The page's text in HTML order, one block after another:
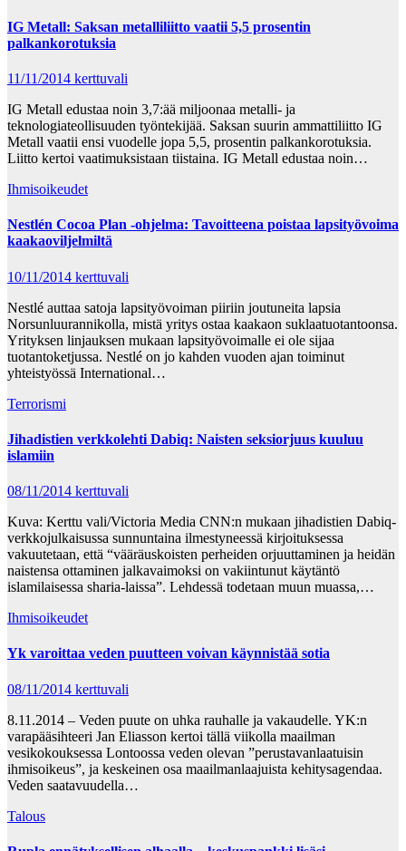
IG Metall: Saksan metalliliitto vaatii 5,5 prosentin
palkankorotuksia
11/11/2014 kerttuvali
IG Metall edustaa noin 3,7:ää miljoonaa metalli- ja
teknologiateollisuuden työntekijää. Saksan suurin ammattiliitto IG
Metall vaatii ensi vuodelle jopa 5,5, prosentin palkankorotuksia.
Liitto kertoi vaatimuksistaan tiistaina. IG Metall edustaa noin…
Ihmisoikeudet
Nestlén Cocoa Plan -ohjelma: Tavoitteena poistaa lapsityövoima
kaakaoviljelmiltä
10/11/2014 kerttuvali
Nestlé auttaa satoja lapsityövoiman piiriin joutuneita lapsia
Norsunluurannikolla, mistä yritys ostaa kaakaon suklaatuotantoonsa.
Yrityksen linjauksen mukaan lapsityövoimalle ei ole sijaa
tuotantoketjussa. Nestlé on jo kahden vuoden ajan toiminut
yhteistyössä International…
Terrorismi
Jihadistien verkkolehti Dabiq: Naisten seksiorjuus kuuluu
islamiin
08/11/2014 kerttuvali
Kuva: Kerttu vali/Victoria Media CNN:n mukaan jihadistien Dabiq-
verkkojulkaisussa sunnuntaina ilmestyneessä kirjoituksessa
vakuutetaan, että “vääräuskoisten perheiden orjuuttaminen ja heidän
naistensa ottaminen jalkavaimoksi on vakiintunut käytäntö
islamilaisessa sharia-laissa”. Lehdessä todetaan muun muassa,…
Ihmisoikeudet
Yk varoittaa veden puutteen voivan käynnistää sotia
08/11/2014 kerttuvali
8.11.2014 – Veden puute on uhka rauhalle ja vakaudelle. YK:n
varapääsihteeri Jan Eliasson kertoi tällä viikolla maailman
vesikokouksessa Lontoossa veden olevan ”perustavanlaatuisin
ihmisoikeus”, ja keskeinen osa maailmanlaajuista kehitysagendaa.
Veden saatavuudella…
Talous